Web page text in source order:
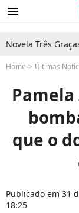
menu
Novela Três
Home Últimas
que o
Publicado em 31
18:25